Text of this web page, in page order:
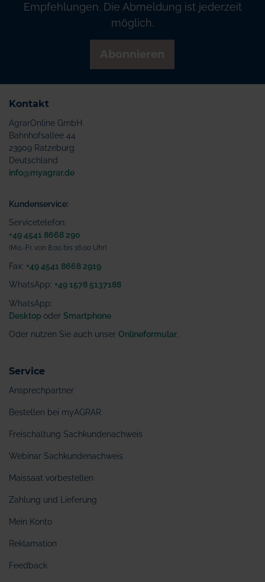
Empfehlungen. Die Abmeldung ist jederzeit
möglich.
Kontakt
AgrarOnline GmbH
Bahnhofsallee 44
23909 Ratzeburg
Deutschland
info@myagrar.de
Kundenservice:
Servicetelefon:
+49 4541 8668 290
(Mo.-Fr. von 8.00 bis 16.00 Uhr)
Fax: +49 4541 8668 2919
WhatsApp: +49 1578 5137188
WhatsApp:
Desktop oder Smartphone
Oder nutzen Sie auch unser Onlineformular
Service
Ansprechpartner
Bestellen bei myAGRAR
Freischaltung Sachkundenachweis
Webinar Sachkundenachweis
Maissaat vorbestellen
Zahlung und Lieferung
Mein Konto
Reklamation
Feedback